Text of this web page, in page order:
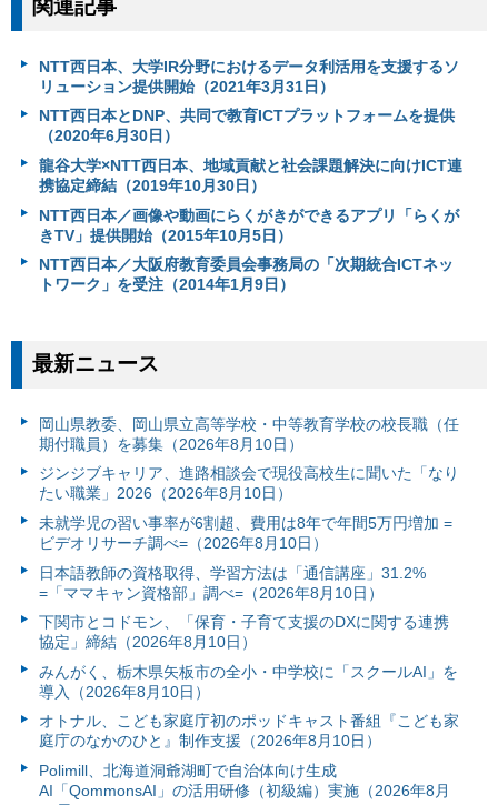
関連記事
NTT西日本、大学IR分野におけるデータ利活用を支援するソ
リューション提供開始（2021年3月31日）
NTT西日本とDNP、共同で教育ICTプラットフォームを提供
（2020年6月30日）
龍谷大学×NTT西日本、地域貢献と社会課題解決に向けICT連
携協定締結（2019年10月30日）
NTT西日本／画像や動画にらくがきができるアプリ「らくが
きTV」提供開始（2015年10月5日）
NTT西日本／大阪府教育委員会事務局の「次期統合ICTネッ
トワーク」を受注（2014年1月9日）
最新ニュース
岡山県教委、岡山県立高等学校・中等教育学校の校長職（任
期付職員）を募集（2026年8月10日）
ジンジブキャリア、進路相談会で現役高校生に聞いた「なり
たい職業」2026（2026年8月10日）
未就学児の習い事率が6割超、費用は8年で年間5万円増加 =
ビデオリサーチ調べ=（2026年8月10日）
日本語教師の資格取得、学習方法は「通信講座」31.2%
=「ママキャン資格部」調べ=（2026年8月10日）
下関市とコドモン、「保育・子育て支援のDXに関する連携
協定」締結（2026年8月10日）
みんがく、栃木県矢板市の全小・中学校に「スクールAI」を
導入（2026年8月10日）
オトナル、こども家庭庁初のポッドキャスト番組『こども家
庭庁のなかのひと』制作支援（2026年8月10日）
Polimill、北海道洞爺湖町で自治体向け生成
AI「QommonsAI」の活用研修（初級編）実施（2026年8月